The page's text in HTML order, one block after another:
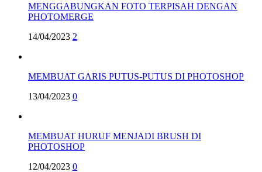
MENGGABUNGKAN FOTO TERPISAH DENGAN
PHOTOMERGE
14/04/2023 2
MEMBUAT GARIS PUTUS-PUTUS DI PHOTOSHOP
13/04/2023 0
MEMBUAT HURUF MENJADI BRUSH DI
PHOTOSHOP
12/04/2023 0